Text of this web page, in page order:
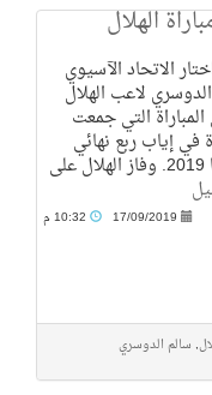
الهلال
الاتحاد الآسيوي
لاعب الهلال
التي جمعت
في إياب ربع نهائي
دوري أبطال آسيا 2019. وفاز الهلال على
17/09/2019
, سالم الدوسري